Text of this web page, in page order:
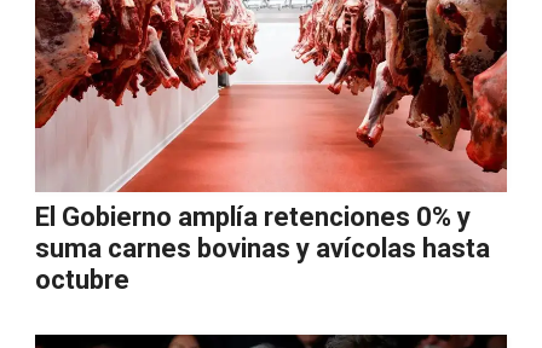
El Gobierno amplía retenciones 0% y
suma carnes bovinas y avícolas hasta
octubre